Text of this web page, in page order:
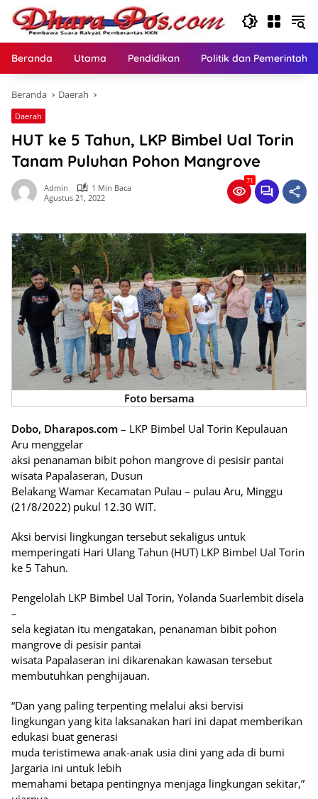
Langsung
konten
Beranda Utama Pendidikan Politik dan
Beranda Daerah
Daerah
HUT ke 5 Tahun, LKP Bimbel Ual Torin
Tanam Puluhan Pohon Mangrove
Admin
1 Min Baca
Agustus 21, 2022
71
Foto bersama
Dobo, Dharapos.com – LKP Bimbel Ual Torin Kepulauan
Aru menggelar
aksi penanaman bibit pohon mangrove di pesisir pantai
wisata Papalaseran, Dusun
Belakang Wamar Kecamatan Pulau – pulau Aru, Minggu
(21/8/2022) pukul 12.30 WIT.
Aksi bervisi lingkungan tersebut sekaligus untuk
memperingati Hari Ulang Tahun (HUT) LKP Bimbel Ual Torin
ke 5 Tahun.
Pengelolah LKP Bimbel Ual Torin, Yolanda Suarlembit disela
–
sela kegiatan itu mengatakan, penanaman bibit pohon
mangrove di pesisir pantai
wisata Papalaseran ini dikarenakan kawasan tersebut
membutuhkan penghijauan.
“Dan yang paling terpenting melalui aksi bervisi
lingkungan yang kita laksanakan hari ini dapat memberikan
edukasi buat generasi
muda teristimewa anak-anak usia dini yang ada di bumi
Jargaria ini untuk lebih
memahami betapa pentingnya menjaga lingkungan sekitar,”